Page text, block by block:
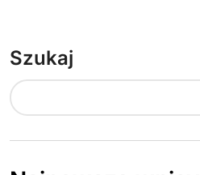
Szukaj